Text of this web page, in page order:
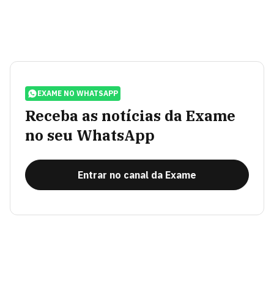
EXAME NO WHATSAPP
Receba as notícias da Exame
no seu WhatsApp
Entrar no canal da Exame